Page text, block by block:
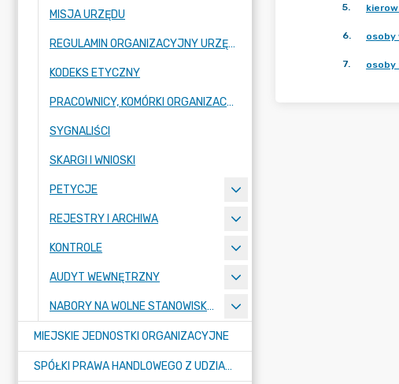
MISJA URZĘDU
REGULAMIN ORGANIZACYJNY URZĘDU
KODEKS ETYCZNY
PRACOWNICY, KOMÓRKI ORGANIZACYJNE URZĘDU
SYGNALIŚCI
SKARGI I WNIOSKI
PETYCJE
REJESTRY I ARCHIWA
KONTROLE
AUDYT WEWNĘTRZNY
NABORY NA WOLNE STANOWISKA PRACY
MIEJSKIE JEDNOSTKI ORGANIZACYJNE
SPÓŁKI PRAWA HANDLOWEGO Z UDZIAŁEM GMINY
5.
6. osoby
7. osoby